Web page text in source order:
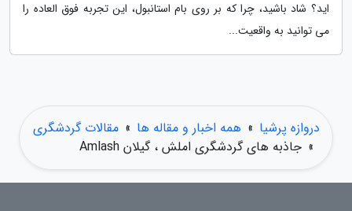
اید؟ شاد باشید، چرا که بر روی بام استانبول، این تجربه فوق العاده را
می توانید به واقعیت...
دروازه پرشیا » همه اخبار و مقاله ها » مقالات گردشگری
» جاذبه های گردشگری املش ، گیلان Amlash